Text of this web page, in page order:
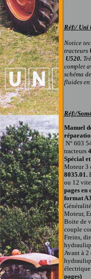
Réf:/ Uni
Notice
tracteurs
U520.
complet
schéma
fluides
Réf:/
Manuel
N° 603
tracteurs
Spécial
Moteur 3
8035.01.
ou 12
pages en
format
Moteur,
Boite de
couple
Freins,
Avant à 2
pages)